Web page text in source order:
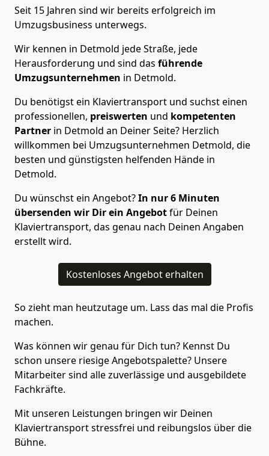
Seit 15 Jahren sind wir bereits erfolgreich im
Umzugsbusiness unterwegs.
Wir kennen in Detmold jede Straße, jede
Herausforderung und sind das führende
Umzugsunternehmen in Detmold.
Du benötigst ein Klaviertransport und suchst einen
professionellen, preiswerten und kompetenten
Partner in Detmold an Deiner Seite? Herzlich
willkommen bei Umzugsunternehmen Detmold, die
besten und günstigsten helfenden Hände in
Detmold.
Du wünschst ein Angebot?In nur 6 Minuten
übersenden wir Dir ein Angebotfür Deinen
Klaviertransport, das genau nach Deinen Angaben
erstellt wird.
Kostenloses Angebot erhalten
So zieht man heutzutage um. Lass das mal die Profis
machen.
Was können wir genau für Dich tun? Kennst Du
schon unsere riesige Angebotspalette? Unsere
Mitarbeiter sind alle zuverlässige und ausgebildete
Fachkräfte.
Mit unseren Leistungen bringen wir Deinen
Klaviertransport stressfrei und reibungslos über die
Bühne.